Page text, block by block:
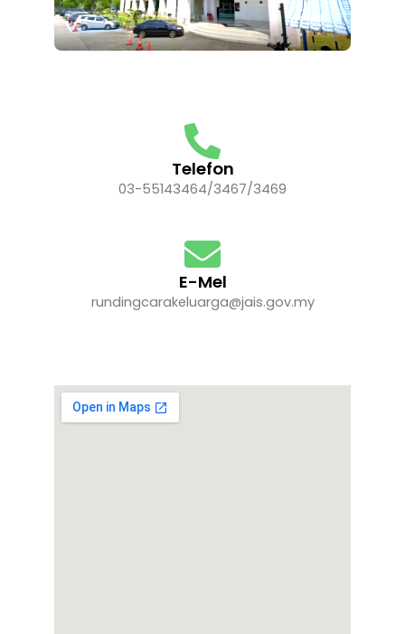
Telefon
03-55143464/3467/3469
E-Mel
rundingcarakeluarga@jais.gov.my